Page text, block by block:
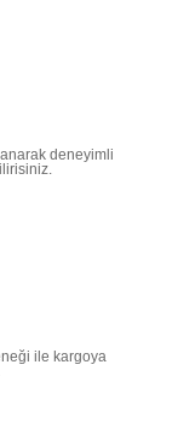
deneyimli
ile kargoya